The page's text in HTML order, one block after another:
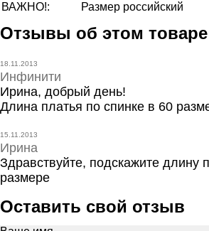
ВАЖНО!:
Размер российский
Отзывы об этом товаре
18.11.2013
Инфинити
Ирина, добрый день!
Длина платья по спинке в 60
15.11.2013
Ирина
Здравствуйте, подскажите длину
размере
Оставить свой отзыв